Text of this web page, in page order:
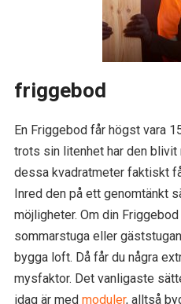
friggebod
En Friggebod får högst vara
trots sin litenhet har den blivit
dessa kvadratmeter faktiskt
Inred den på ett genomtänkt
möjligheter. Om din
sommarstuga eller
bygga loft. Då får du några
mysfaktor. Det vanligaste
idag är med moduler, alltså